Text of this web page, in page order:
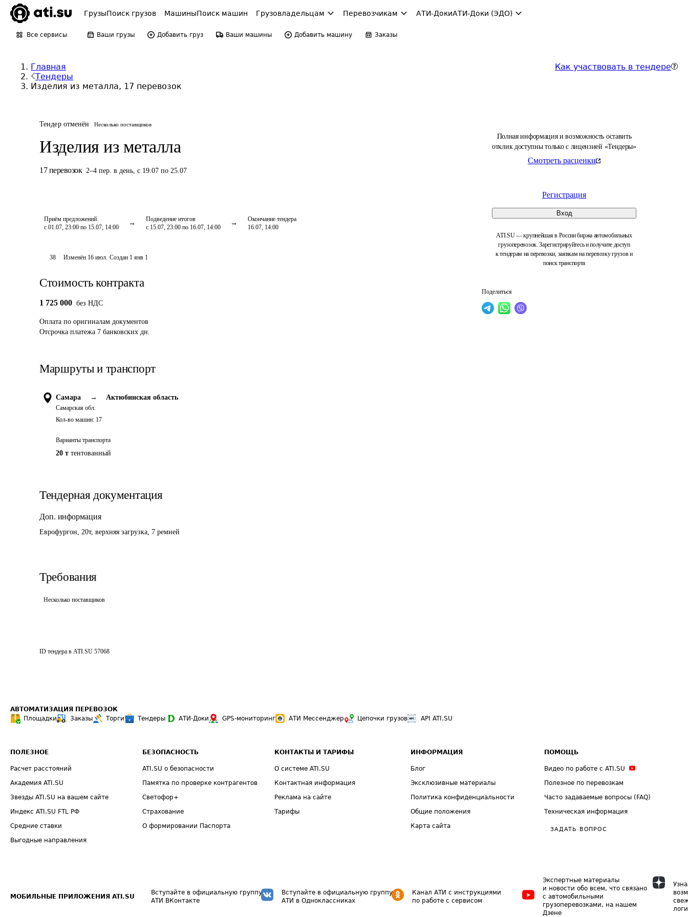
ГрузыПоиск грузов МашиныПоиск машин Грузовладельцам Перевозчикам АТИ-ДокиАТИ-Доки (ЭДО)
Все сервисы Ваши грузы Добавить груз Ваши машины Добавить машину Заказы
Главная
Тендеры
Изделия из металла, 17 перевозок
Как участвовать в тендере
Тендер отменён Несколько поставщиков
Изделия из металла
17 перевозок 2–4 пер. в день, с 19.07 по 25.07
Приём предложений
с 01.07, 23:00 по 15.07, 14:00
Подведение итогов
с 15.07, 23:00 по 16.07, 14:00
Окончание тендера
16.07, 14:00
Полная информация и возможность оставить
отклик доступны только с лицензией «Тендеры»
Смотреть расценки
Регистрация
Вход
ATI.SU — крупнейшая в России биржа автомобильных
грузоперевозок. Зарегистрируйтесь и получите доступ
к тендерам на перевозки, заявкам на перевозку грузов и
поиск транспорта
Поделиться
38 Изменён 16 июл. Создан 1 янв 1
Стоимость контракта
1 725 000 без НДС
Оплата по оригиналам документов
Отсрочка платежа 7 банковских дн.
Маршруты и транспорт
Самара →
Самарская обл.
Актюбинская область
Кол-во машин: 17
Варианты транспорта
20 т тентованный
Тендерная документация
Доп. информация
Еврофургон, 20т, верхняя загрузка, 7 ремней
Требования
Несколько поставщиков
ID тендера в ATI.SU 57068
АВТОМАТИЗАЦИЯ ПЕРЕВОЗОК
Площадки
Заказы Торги Тендеры АТИ-Доки GPS-мониторинг АТИ Мессенджер Цепочки грузов API ATI.SU
ПОЛЕЗНОЕ
Расчет расстояний
Академия ATI.SU
Звезды ATI.SU на вашем сайте
Индекс ATI.SU FTL РФ
Средние ставки
Выгодные направления
БЕЗОПАСНОСТЬ
ATI.SU о безопасности
Памятка по проверке контрагентов
Светофор+
Страхование
О формировании Паспорта
КОНТАКТЫ И ТАРИФЫ
О системе ATI.SU
Контактная информация
Реклама на сайте
Тарифы
ИНФОРМАЦИЯ
Блог
Эксклюзивные материалы
Политика конфиденциальности
Общие положения
Карта сайта
ПОМОЩЬ
Видео по работе с ATI.SU
Полезное по перевозкам
Часто задаваемые вопросы (FAQ)
Техническая информация
ЗАДАТЬ ВОПРОС
МОБИЛЬНЫЕ ПРИЛОЖЕНИЯ ATI.SU
Вступайте в официальную группу
АТИ ВКонтакте
Вступайте в официальную группу
АТИ в Одноклассниках
Канал АТИ с инструкциями
по работе с сервисом
Экспертные материалы
и новости обо всем, что связано
с автомобильными
грузоперевозками, на нашем
Дзене